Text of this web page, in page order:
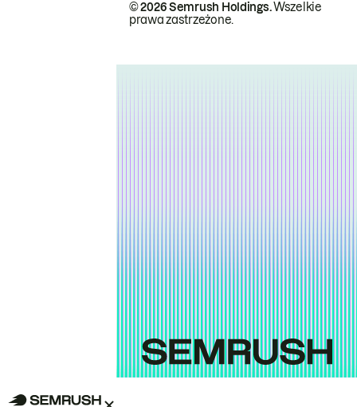
© 2026 Semrush Holdings.Wszelkie
prawa zastrzeżone.